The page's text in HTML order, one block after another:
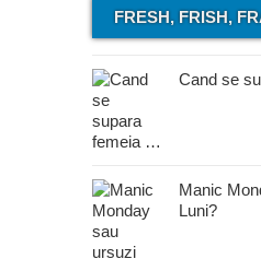
FRESH, FRISH,
Cand se
Manic
Luni?